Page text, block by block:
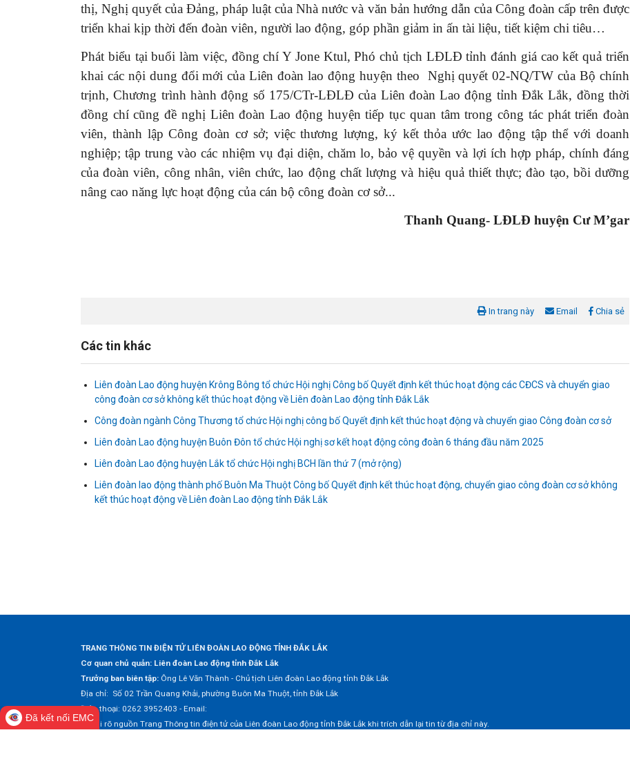
thị, Nghị quyết của Đảng, pháp luật của Nhà nước và văn bản hướng dẫn của Công đoàn cấp trên được
triển khai kịp thời đến đoàn viên, người lao động, góp phần giảm in ấn tài liệu, tiết kiệm chi tiêu…
Phát biểu tại buổi làm việc, đồng chí Y Jone Ktul, Phó chủ tịch LĐLĐ tỉnh đánh giá cao kết quả triển
khai các nội dung đổi mới của Liên đoàn lao động huyện theo Nghị quyết 02-NQ/TW của Bộ chính
trịnh,Chương trình hành động số 175/CTr-LĐLĐ của Liên đoàn Lao động tỉnh Đắk Lắk, đồng thời
đồng chí cũng đề nghị Liên đoàn Lao động huyện tiếp tục quan tâm trong công tác phát triển đoàn
viên, thành lập Công đoàn cơ sở; việc thương lượng, ký kết thỏa ước lao động tập thể với doanh
nghiệp; tập trung vào các nhiệm vụ đại diện, chăm lo, bảo vệ quyền và lợi ích hợp pháp, chính đáng
của đoàn viên, công nhân, viên chức, lao động chất lượng và hiệu quả thiết thực; đào tạo, bồi dưỡng
nâng cao năng lực hoạt động của cán bộ công đoàn cơ sở...
Thanh Quang- LĐLĐ huyện Cư M’gar
In trang này Email Chia sẻ
Các tin khác
Liên đoàn Lao động huyện Krông Bông tổ chức Hội nghị Công bố Quyết định kết thúc hoạt động các CĐCS và chuyển giao
công đoàn cơ sở không kết thúc hoạt động về Liên đoàn Lao động tỉnh Đắk Lắk
Công đoàn ngành Công Thương tổ chức Hội nghị công bố Quyết định kết thúc hoạt động và chuyển giao Công đoàn cơ sở
Liên đoàn Lao động huyện Buôn Đôn tổ chức Hội nghị sơ kết hoạt động công đoàn 6 tháng đầu năm 2025
Liên đoàn Lao động huyện Lắk tổ chức Hội nghị BCH lần thứ 7 (mở rộng)
Liên đoàn lao động thành phố Buôn Ma Thuột Công bố Quyết định kết thúc hoạt động, chuyển giao công đoàn cơ sở không
kết thúc hoạt động về Liên đoàn Lao động tỉnh Đắk Lắk
TRANG THÔNG TIN ĐIỆN TỬ LIÊN ĐOÀN LAO ĐỘNG TỈNH ĐẮK LẮK
Cơ quan chủ quản: Liên đoàn Lao động tỉnh Đắk Lắk
Trưởng ban biên tập: Ông Lê Văn Thành - Chủ tịch Liên đoàn Lao động tỉnh Đắk Lắk
Địa chỉ: Số 02 Trần Quang Khải, phường Buôn Ma Thuột, tỉnh Đắk Lắk
Điện thoại: 0262 3952403 - Email:
© Ghi rõ nguồn Trang Thông tin điện tử của Liên đoàn Lao động tỉnh Đắk Lắk khi trích dẫn lại tin từ địa chỉ này.
Đã kết nối EMC